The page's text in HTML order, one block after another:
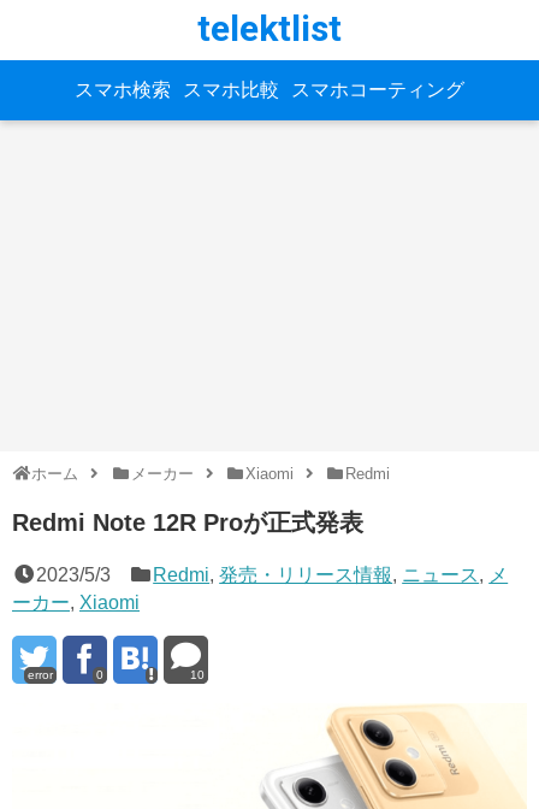
telektlist
スマホ検索 スマホ比較 スマホコーティング
ホーム メーカー Xiaomi Redmi
Redmi Note 12R Proが正式発表
2023/5/3 Redmi,発売・リリース情報, ニュース, メ
ーカー, Xiaomi
error 0 10